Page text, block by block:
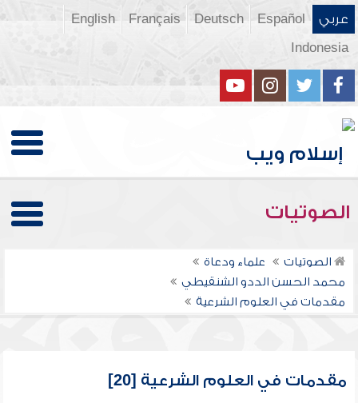
عربي Español
Deutsch
Français
English
Indonesia
الصوتيات
الصوتيات
علماء ودعاة
محمد الحسن الددو الشنقيطي
مقدمات في العلوم الشرعية
مقدمات في العلوم الشرعية [20]